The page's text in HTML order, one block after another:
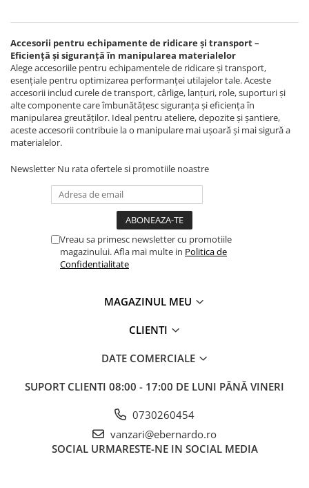
Strunguri universale cu afisaj
Strunguri universale cu viteza
variabila
Masini de gaurit
Masini de gaurit - Vario - cu masa
si coloana
Masini de gaurit cu angrenaj, masa
si coloana
Masini de gaurit cu coloana
Masini de gaurit cu coloana si cap
de actionare
Masini de gaurit cu coloana si
Masini de gaurit cu masa
Masini de gaurit cu stand si
Masini de gaurit radiale
Masini de frezat universale
Masini de frezat cu batiu
Masini de frezat multifunctionale
Masini de frezat universale SERVO
Masini de frezat verticale
Accesorii pentru echipamente de ridicare și transport –
Eficiență și siguranță în manipularea materialelor
Alege accesoriile pentru echipamentele de ridicare și transport,
esențiale pentru optimizarea performanței utilajelor tale. Aceste
accesorii includ curele de transport, cârlige, lanțuri, role, suporturi și
alte componente care îmbunătățesc siguranța și eficiența în
manipularea greutăților. Ideal pentru ateliere, depozite și șantiere,
aceste accesorii contribuie la o manipulare mai ușoară și mai sigură a
materialelor.
Newsletter Nu rata ofertele si promotiile noastre
Vreau sa primesc newsletter cu promotiile
magazinului. Afla mai multe in Politica de
Confidentialitate
MAGAZINUL MEU
CLIENTI
DATE COMERCIALE
SUPORT CLIENTI 08:00 - 17:00 DE LUNI PÂNĂ VINERI
0730260454
vanzari@ebernardo.ro
SOCIAL URMARESTE-NE IN SOCIAL MEDIA